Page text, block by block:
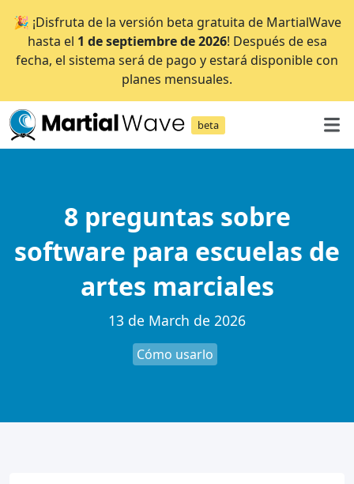
🎉 ¡Disfruta de la versión beta gratuita de MartialWave
hasta el 1 de septiembre de 2026! Después de esa
fecha, el sistema será de pago y estará disponible con
planes mensuales.
beta
8 preguntas sobre
software para escuelas de
artes marciales
13 de March de 2026
Cómo usarlo